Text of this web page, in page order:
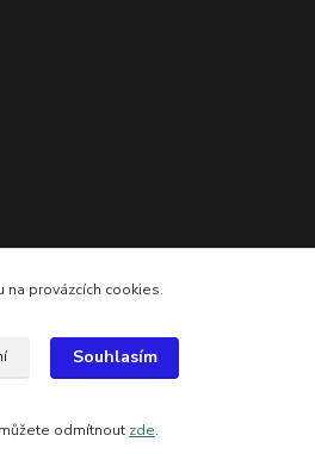
texty jsou chráněny autorským právem
na provázcích cookies.
Souhlasím
odmítnout zde.